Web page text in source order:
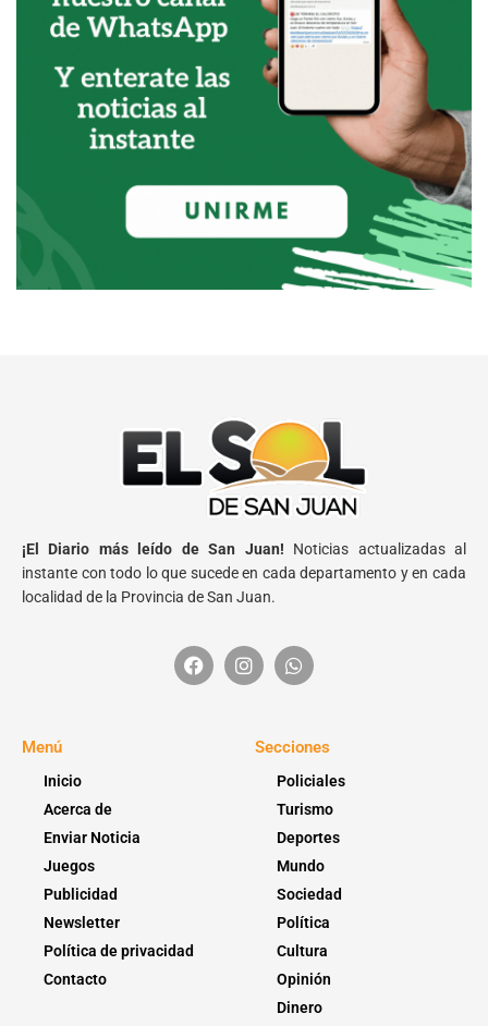
¡El Diario más leído de San Juan! Noticias actualizadas al
instante con todo lo que sucede en cada departamento y en cada
localidad de la Provincia de San Juan.
Menú
Inicio
Acerca de
Enviar Noticia
Juegos
Publicidad
Newsletter
Política de privacidad
Contacto
Secciones
Policiales
Turismo
Deportes
Mundo
Sociedad
Política
Cultura
Opinión
Dinero